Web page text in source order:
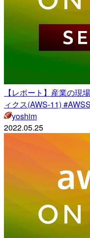
【レポート】産業の現
ィクス(AWS-11)
yoshim
2022.05.25